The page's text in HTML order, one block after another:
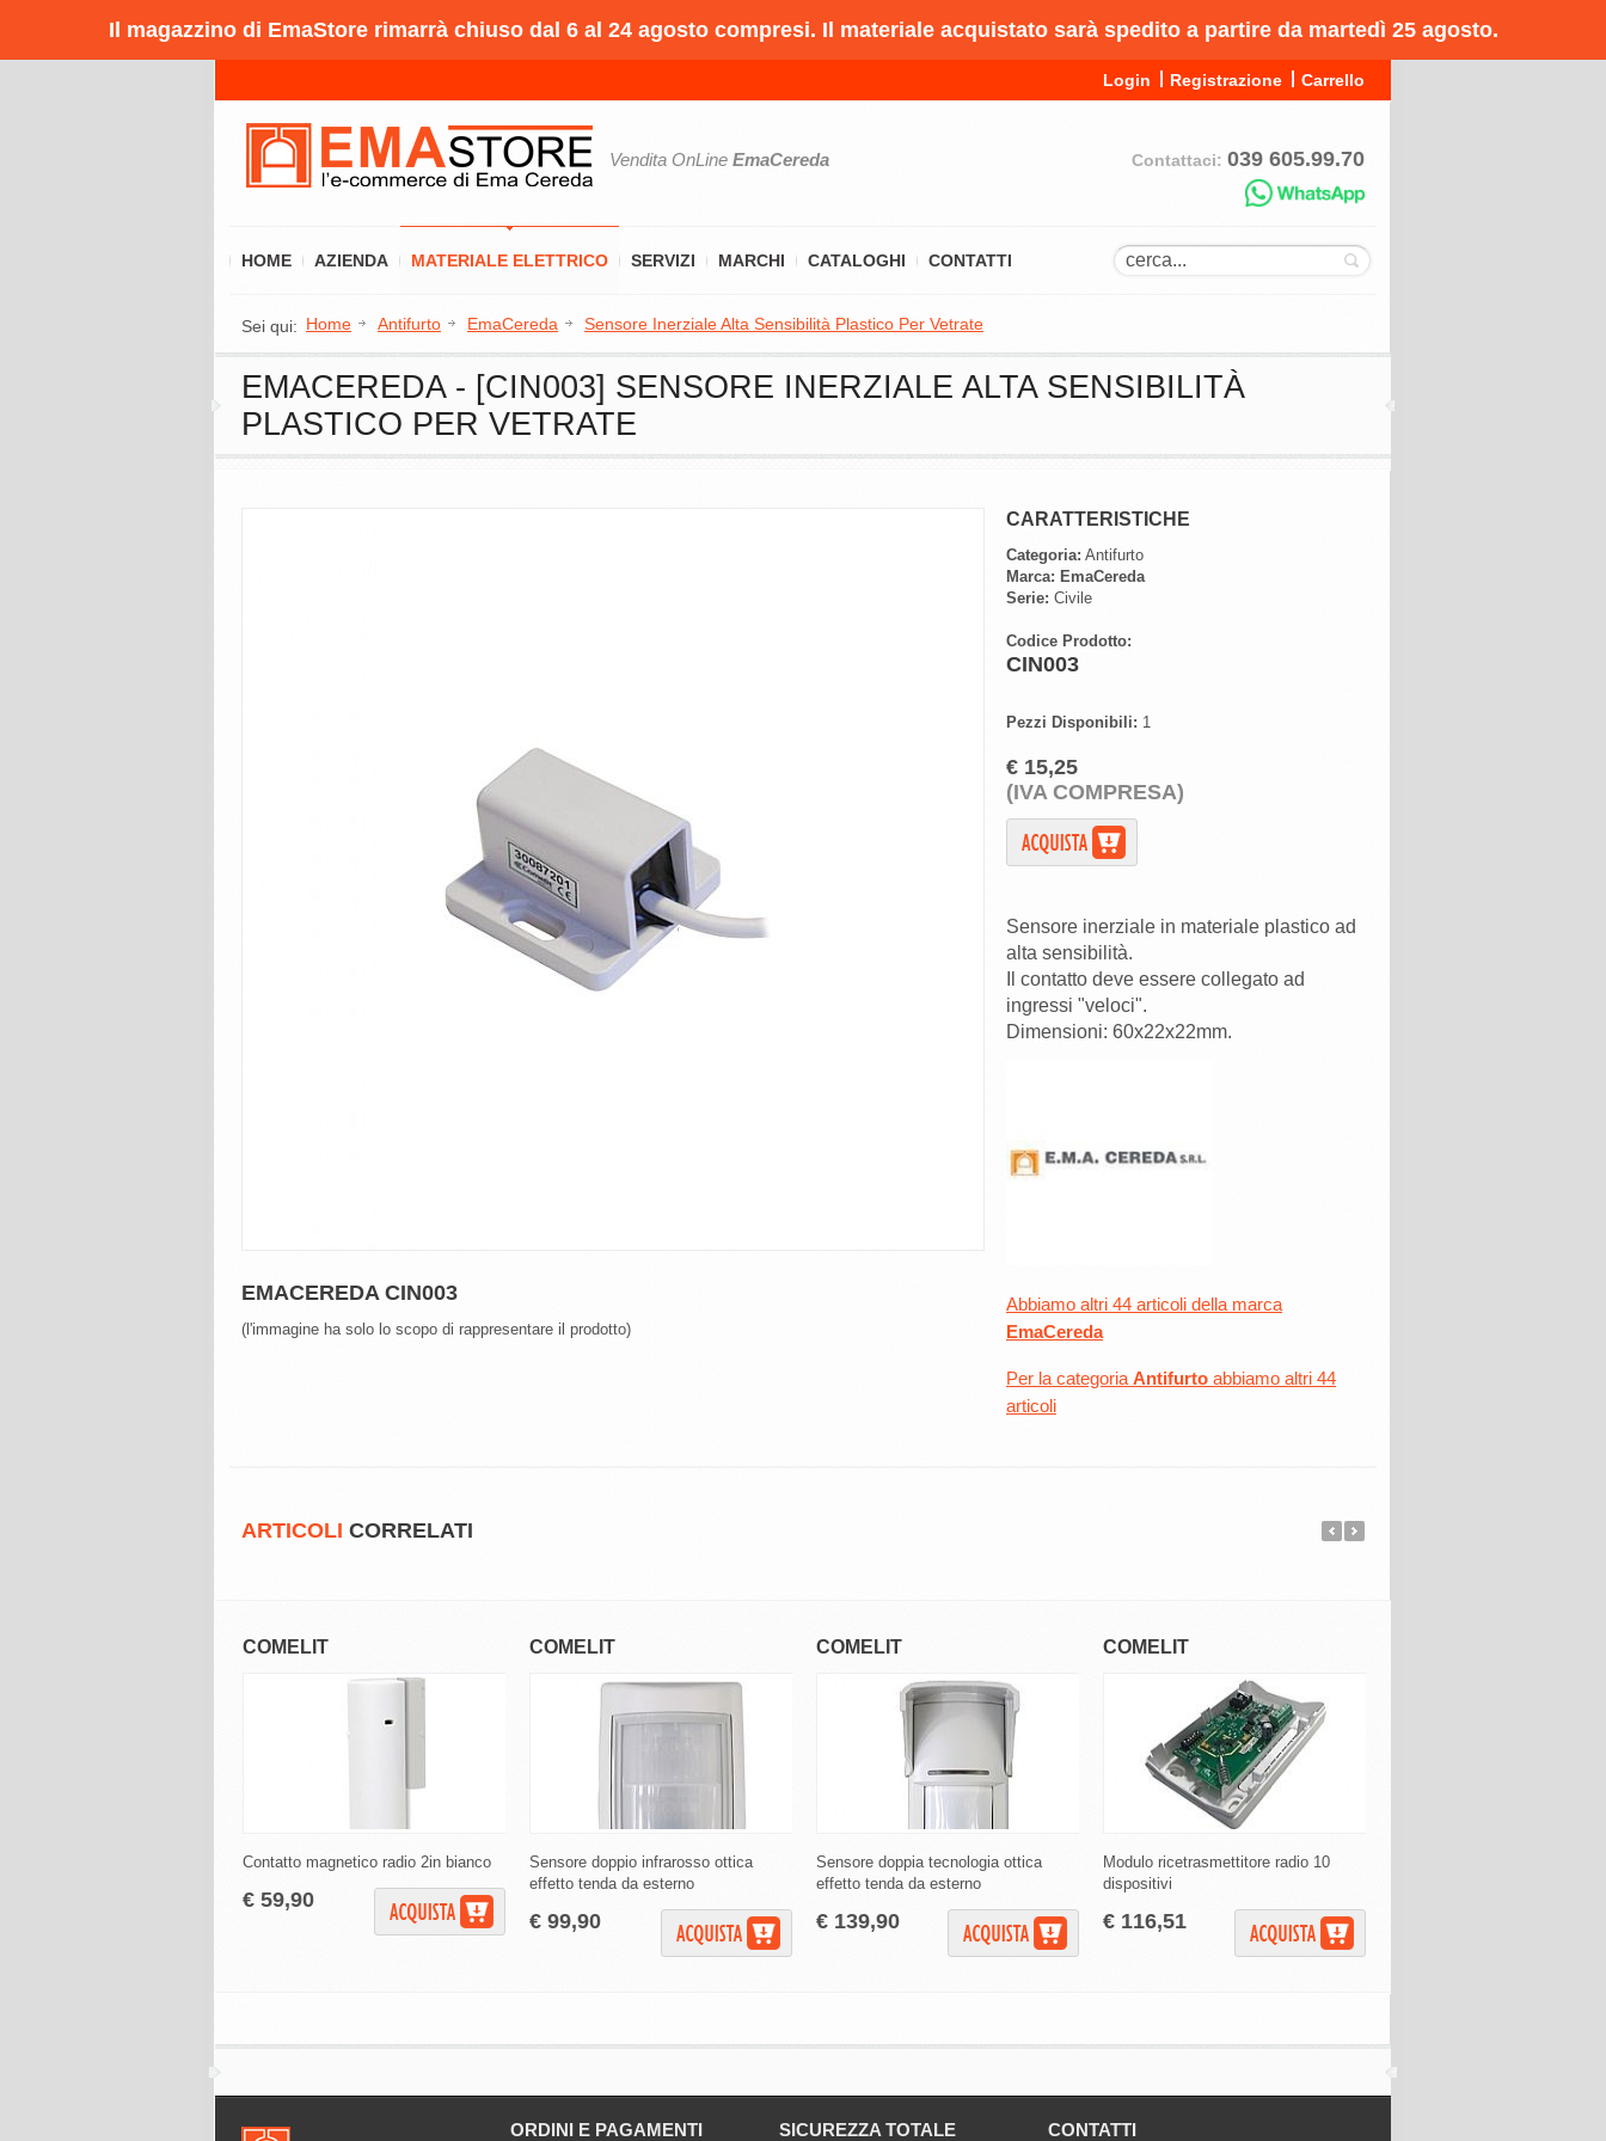
Il magazzino di EmaStore rimarrà chiuso dal 6 al 24 agosto compresi. Il materiale acquistato sarà spedito a partire da martedì 25 agosto.
Login Registrazione Carrello
Vendita OnLine EmaCereda Contattaci: 039 605.99.70
HOME AZIENDA MATERIALE ELETTRICO SERVIZI MARCHI CATALOGHI CONTATTI
Sei qui: Home Antifurto EmaCereda Sensore Inerziale Alta Sensibilità Plastico Per Vetrate
EMACEREDA - [CIN003] SENSORE INERZIALE ALTA SENSIBILITÀ
PLASTICO PER VETRATE
EMACEREDA CIN003
(l'immagine ha solo lo scopo di rappresentare il prodotto)
CARATTERISTICHE
Categoria: Antifurto
Marca: EmaCereda
Serie: Civile
Codice Prodotto:
CIN003
Pezzi Disponibili: 1
€ 15,25
(IVA COMPRESA)
Sensore inerziale in materiale plastico ad
alta sensibilità.
Il contatto deve essere collegato ad
ingressi "veloci".
Dimensioni: 60x22x22mm.
Abbiamo altri 44 articoli della marca
EmaCereda
Per la categoria Antifurto abbiamo altri 44
articoli
ARTICOLI CORRELATI
COMELIT
Contatto magnetico radio 2in bianco
€ 59,90
COMELIT
Sensore doppio infrarosso ottica
effetto tenda da esterno
€ 99,90
COMELIT
Sensore doppia tecnologia ottica
effetto tenda da esterno
€ 139,90
COMELIT
Modulo ricetrasmettitore radio 10
dispositivi
€ 116,51
ORDINI E PAGAMENTI SICUREZZA TOTALE CONTATTI